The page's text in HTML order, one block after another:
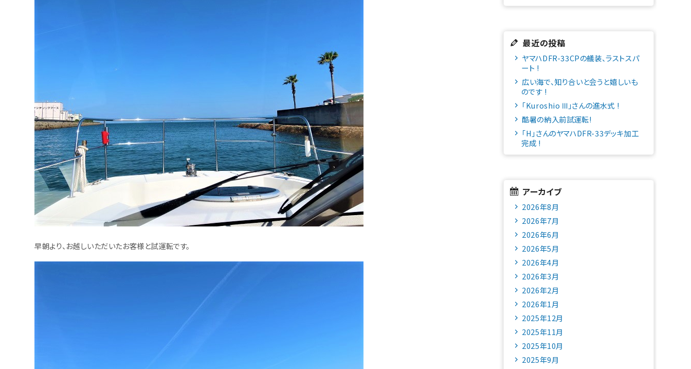
早朝より、お越しいただいたお客様と試運転です。
最近の投稿
ヤマハDFR-33CPの艤装、ラストスパ
ート !
広い海で、知り合いと会うと嬉しいも
のです !
「Kuroshio Ⅲ」さんの進水式 !
酷暑の納入前試運転!
「H」さんのヤマハDFR-33デッキ加工
完成 !
アーカイブ
2026年8月
2026年7月
2026年6月
2026年5月
2026年4月
2026年3月
2026年2月
2026年1月
2025年12月
2025年11月
2025年10月
2025年9月